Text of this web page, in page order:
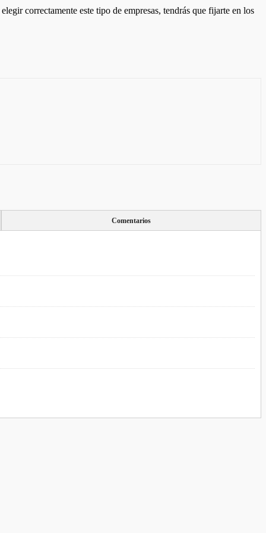
correctamente este tipo de empresas, tendrás que fijarte en los
Comentarios